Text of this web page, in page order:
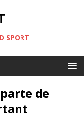
SPORT
de